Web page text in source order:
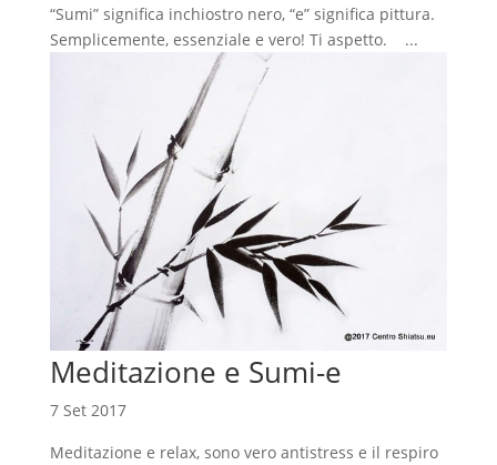
“Sumi” significa inchiostro nero, “e” significa pittura.
Semplicemente, essenziale e vero! Ti aspetto. ...
Meditazione e Sumi-e
7 Set 2017
Meditazione e relax, sono vero antistress e il respiro